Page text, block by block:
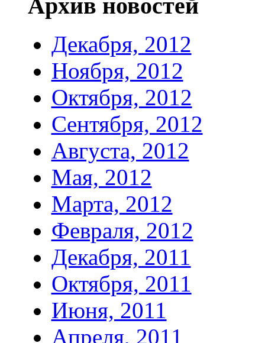
Архив новостей
Декабря, 2012
Ноября, 2012
Октября, 2012
Сентября, 2012
Августа, 2012
Мая, 2012
Марта, 2012
Февраля, 2012
Декабря, 2011
Октября, 2011
Июня, 2011
Апреля, 2011